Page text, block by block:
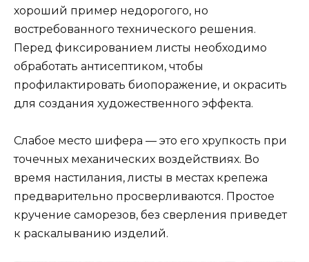
хороший пример недорогого, но
востребованного технического решения.
Перед фиксированием листы необходимо
обработать антисептиком, чтобы
профилактировать биопоражение, и окрасить
для создания художественного эффекта.
Слабое место шифера — это его хрупкость при
точечных механических воздействиях. Во
время настилания, листы в местах крепежа
предварительно просверливаются. Простое
кручение саморезов, без сверления приведет
к раскалыванию изделий.